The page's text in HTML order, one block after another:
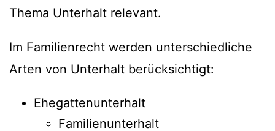
Thema Unterhalt relevant.
Im Familienrecht werden unterschiedliche
Arten von Unterhalt berücksichtigt:
Ehegattenunterhalt
Familienunterhalt